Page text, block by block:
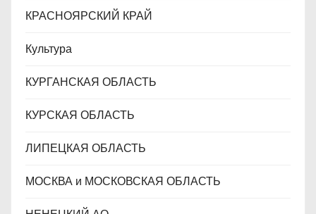
КРАСНОЯРСКИЙ КРАЙ
Культура
КУРГАНСКАЯ ОБЛАСТЬ
КУРСКАЯ ОБЛАСТЬ
ЛИПЕЦКАЯ ОБЛАСТЬ
МОСКВА и МОСКОВСКАЯ ОБЛАСТЬ